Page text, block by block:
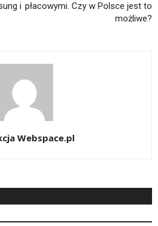
i płacowymi. Czy w Polsce jest to
możliwe?
Webspace.pl